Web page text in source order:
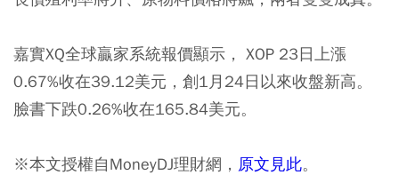
嘉實XQ全球贏家系統報價顯示， XOP 23日上漲
0.67%收在39.12美元，創1月24日以來收盤新高。
臉書下跌0.26%收在165.84美元。
※本文授權自MoneyDJ理財網， 原文見此。